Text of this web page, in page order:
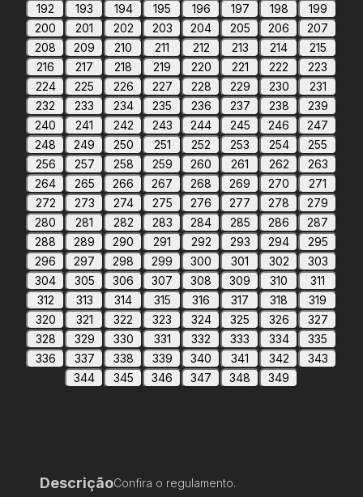
192
193 194 195 196 197 198
199
200
201 202 203 204 205 206
207
208
209 210 211 212 213 214
215
216
217 218 219 220 221 222
223
224
225 226 227 228 229 230
231
232
233 234 235 236 237 238
239
240
241 242 243 244 245 246
247
248
249 250 251 252 253 254
255
256
257 258 259 260 261 262
263
264
265 266 267 268 269 270
271
272
273 274 275 276 277 278
279
280
281 282 283 284 285 286
287
288
289 290 291 292 293 294
295
296
297 298 299 300 301 302
303
304
305 306 307 308 309 310
311
312
313 314 315 316 317 318
319
320
321 322 323 324 325 326
327
328
329 330 331 332 333 334
335
336
337 338 339 340 341 342
343
344
345 346 347 348 349
DescriçãoConfira o regulamento.